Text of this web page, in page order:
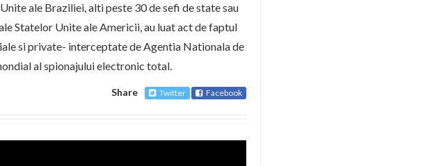
ale Braziliei, alti peste 30 de sefi de state sau
Statelor Unite ale Americii, au luat act de faptul
si private- interceptate de Agentia Nationala de
al spionajului electronic total.
Share Twitter Facebook